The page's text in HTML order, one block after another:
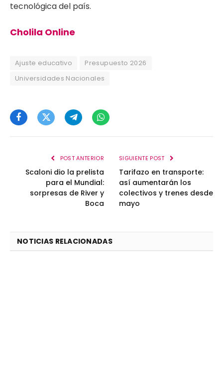
tecnológica del país.
Cholila Online
Ajuste educativo
Presupuesto 2026
Universidades Nacionales
FacebookTwitterTelegramWhatsApp
POST ANTERIOR
Scaloni dio la prelista
para el Mundial:
sorpresas de River y
Boca
SIGUIENTE POST
Tarifazo en transporte:
así aumentarán los
colectivos y trenes desde
mayo
NOTICIAS RELACIONADAS